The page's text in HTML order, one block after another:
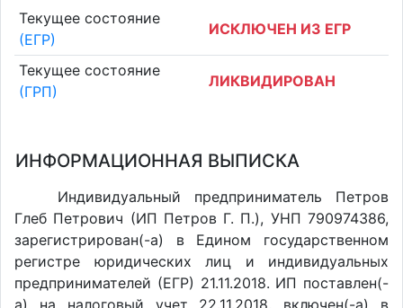
Текущее состояние
(ЕГР)
ИСКЛЮЧЕН ИЗ ЕГР
Текущее состояние
(ГРП)
ЛИКВИДИРОВАН
ИНФОРМАЦИОННАЯ ВЫПИСКА
Индивидуальный предприниматель Петров
Глеб Петрович (ИП Петров Г. П.), УНП 790974386,
зарегистрирован(-а) в Едином государственном
регистре юридических лиц и индивидуальных
предпринимателей (ЕГР) 21.11.2018. ИП поставлен(-
a) на налоговый учет 22.11.2018, включен(-a) в